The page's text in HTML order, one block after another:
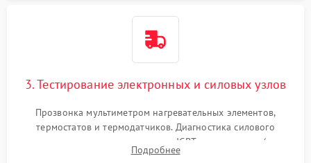
3. Тестирование электронных и силовых узлов
Прозвонка мультиметром нагревательных элементов,
термостатов и термодатчиков. Диагностика силового
модуля, реле, диодных мостов и IGBT-транзисторов (для
индукции). Проверка кранов и газ-контроля (для газовых
Подробнее